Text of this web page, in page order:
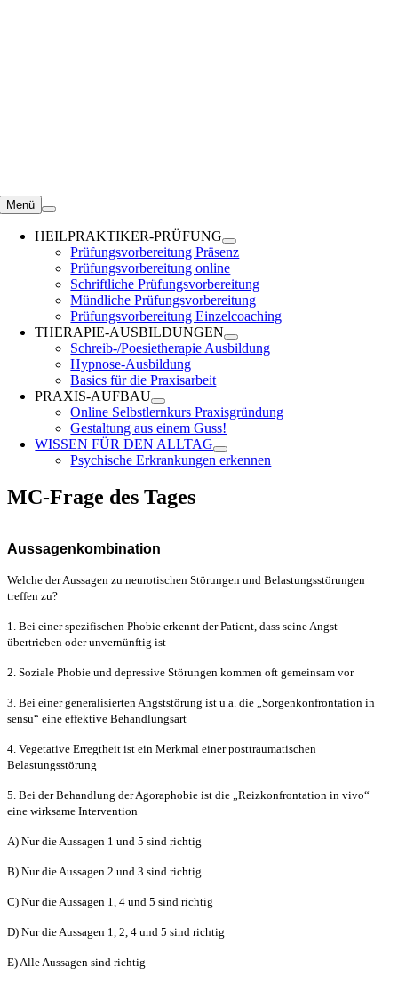
Menü
HEILPRAKTIKER-PRÜFUNG
Prüfungsvorbereitung Präsenz
Prüfungsvorbereitung online
Schriftliche Prüfungsvorbereitung
Mündliche Prüfungsvorbereitung
Prüfungsvorbereitung Einzelcoaching
THERAPIE-AUSBILDUNGEN
Schreib-/Poesietherapie Ausbildung
Hypnose-Ausbildung
Basics für die Praxisarbeit
PRAXIS-AUFBAU
Online Selbstlernkurs Praxisgründung
Gestaltung aus einem Guss!
WISSEN FÜR DEN ALLTAG
Psychische Erkrankungen erkennen
MC-Frage des Tages
Aussagenkombination
Welche der Aussagen zu neurotischen Störungen und Belastungsstörungen
treffen zu?
1. Bei einer spezifischen Phobie erkennt der Patient, dass seine Angst
übertrieben oder unvernünftig ist
2. Soziale Phobie und depressive Störungen kommen oft gemeinsam vor
3. Bei einer generalisierten Angststörung ist u.a. die „Sorgenkonfrontation in
sensu“ eine effektive Behandlungsart
4. Vegetative Erregtheit ist ein Merkmal einer posttraumatischen
Belastungsstörung
5. Bei der Behandlung der Agoraphobie ist die „Reizkonfrontation in vivo“
eine wirksame Intervention
A) Nur die Aussagen 1 und 5 sind richtig
B) Nur die Aussagen 2 und 3 sind richtig
C) Nur die Aussagen 1, 4 und 5 sind richtig
D) Nur die Aussagen 1, 2, 4 und 5 sind richtig
E) Alle Aussagen sind richtig